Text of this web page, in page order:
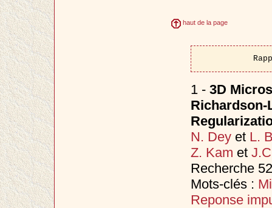
haut de la page
1 - 3D
Richardson-
N. Deyet L.
Z. Kam et
Recherche
Mots-clés :
Reponse